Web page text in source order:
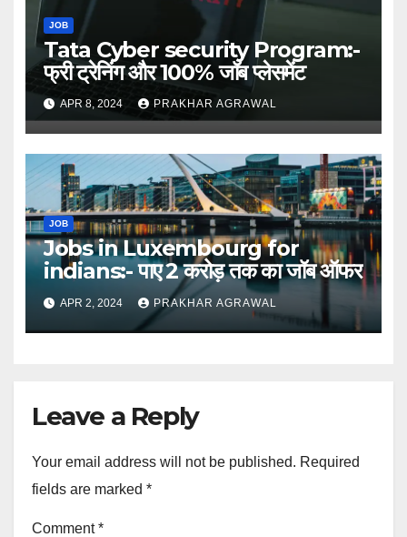
JOB
Tata Cyber security Program:-
फ्री ट्रेनिंग और 100% जॉब प्लेसमेंट
APR 8, 2024 PRAKHAR AGRAWAL
JOB
Jobs in Luxembourg for
indians:- पाए 2 करोड़ तक का जॉब ऑफर
APR 2, 2024 PRAKHAR AGRAWAL
Leave a Reply
Your email address will not be published. Required
fields are marked *
Comment*